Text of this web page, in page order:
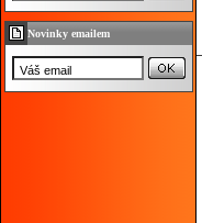
Novinky emailem